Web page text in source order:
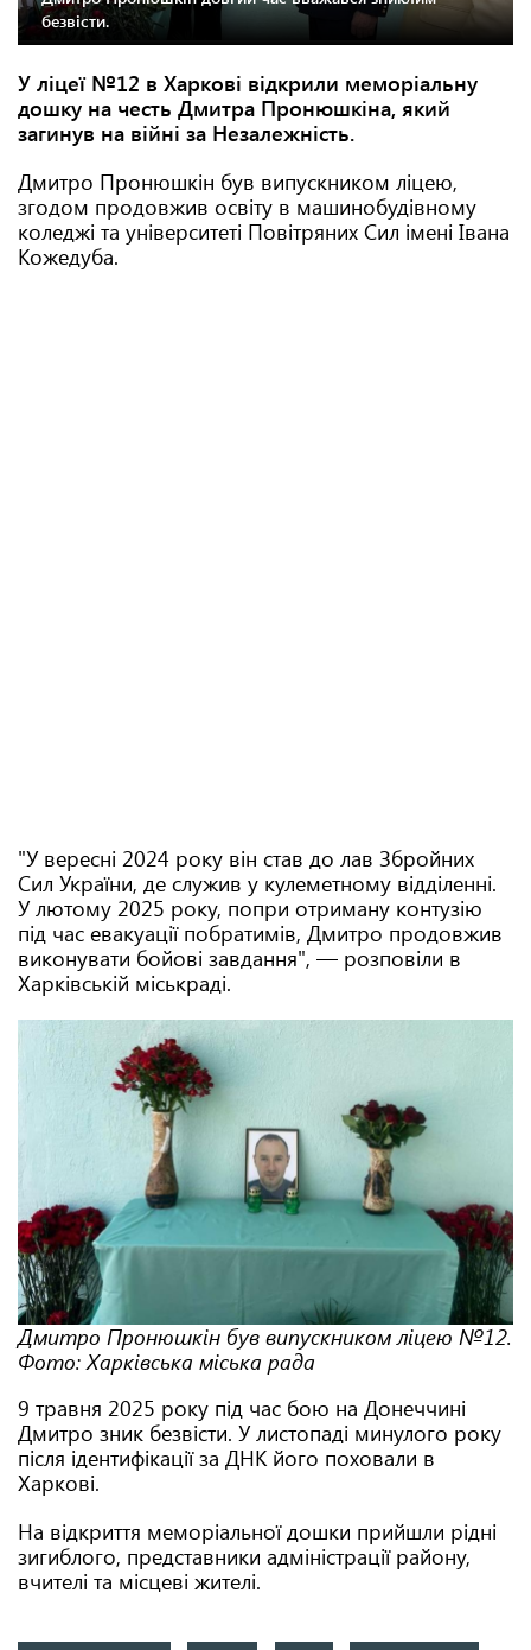
безвісти.
У ліцеї №12 в Харкові відкрили меморіальну
дошку на честь Дмитра Пронюшкіна, який
загинув на війні за Незалежність.
Дмитро Пронюшкін був випускником ліцею,
згодом продовжив освіту в машинобудівному
коледжі та університеті Повітряних Сил імені Івана
Кожедуба.
"У вересні 2024 року він став до лав Збройних
Сил України, де служив у кулеметному відділенні.
У лютому 2025 року, попри отриману контузію
під час евакуації побратимів, Дмитро продовжив
виконувати бойові завдання", — розповіли в
Харківській міськраді.
Дмитро Пронюшкін був випускником ліцею №12.
Фото: Харківська міська рада
9 травня 2025 року під час бою на Донеччині
Дмитро зник безвісти. У листопаді минулого року
після ідентифікації за ДНК його поховали в
Харкові.
На відкриття меморіальної дошки прийшли рідні
зигиблого, представники адміністрації району,
вчителі та місцеві жителі.